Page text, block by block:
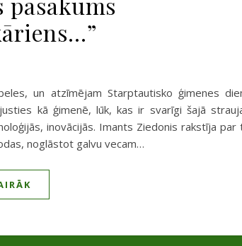
un atzīmējam Starptautisko ģimenes
kā ģimenē, lūk, kas ir svarīgi šajā
inovācijās. Imants Ziedonis rakstīja par
noglāstot galvu vecam…